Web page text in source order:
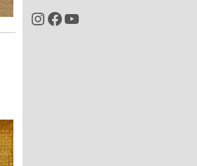
Instagram
Facebook
YouTube